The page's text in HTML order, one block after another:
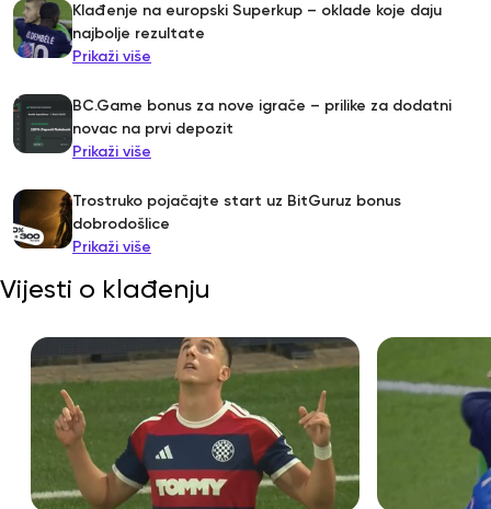
Klađenje na europski Superkup – oklade koje daju
najbolje rezultate
Prikaži više
BC.Game bonus za nove igrače – prilike za dodatni
novac na prvi depozit
Prikaži više
Trostruko pojačajte start uz BitGuruz bonus
dobrodošlice
Prikaži više
Vijesti o klađenju